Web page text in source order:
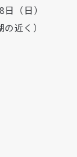
（日）
近く）